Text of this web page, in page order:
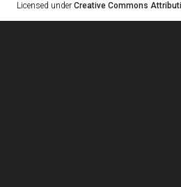
Licensed under Creative Commons